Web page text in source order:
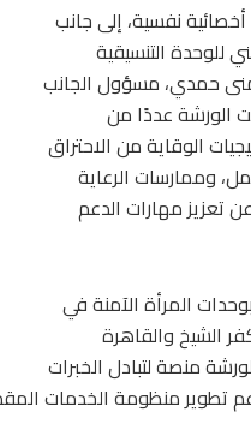
نفسية، إلى جانب
للوحدة التنسيقية
حمدي، مسؤول الجانب
الورشة عددًا من
الوقاية من الاحتراق
وممارسات الرعاية
عن تعزيز مهارات الدعم
المرأة الآمنة في
الشيخ والقاهرة
منصة لتبادل الخبرات
تطوير منظومة الخدمات